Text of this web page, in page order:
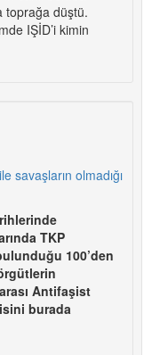
toprağa düştü.
IŞİD’i kimin
savaşların olmadığı
TKP
100’den
Antifaşist
burada